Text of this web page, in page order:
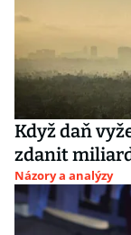
Když daň
zdanit
Názory a analýzy